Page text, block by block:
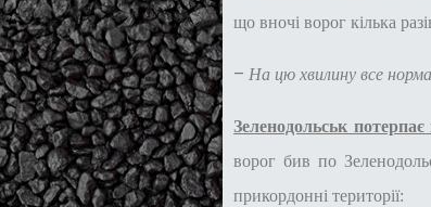
що вночі ворог кілька
–На цю хвилину все
Зеленодольськ
ворог бив по
прикордонні території: